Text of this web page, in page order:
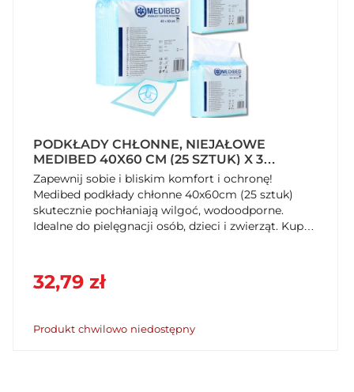
PODKŁADY CHŁONNE, NIEJAŁOWE
MEDIBED 40X60 CM (25 SZTUK) X 3
OPAKOWANIA
Zapewnij sobie i bliskim komfort i ochronę!
Medibed podkłady chłonne 40x60cm (25 sztuk)
skutecznie pochłaniają wilgoć, wodoodporne.
Idealne do pielęgnacji osób, dzieci i zwierząt. Kup
32,79 zł
Produkt chwilowo niedostępny